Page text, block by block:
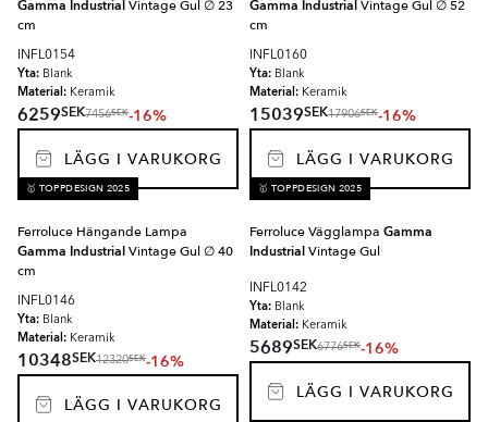
Gamma IndustrialVintage Gul ∅ 23
cm
INFL0154
Yta: Blank
Material: Keramik
6259SEK7456SEK-16%
LÄGG I VARUKORG
Gamma IndustrialVintage Gul ∅ 52
cm
INFL0160
Yta: Blank
Material: Keramik
15039SEK17906SEK-16%
LÄGG I VARUKORG
🥇 TOPPDESIGN 2025
Ferroluce Hängande Lampa
Gamma IndustrialVintage Gul ∅ 40
cm
INFL0146
Yta: Blank
Material: Keramik
10348SEK12320SEK-16%
LÄGG I VARUKORG
🥇 TOPPDESIGN 2025
Ferroluce Vägglampa Gamma
IndustrialVintage Gul
INFL0142
Yta: Blank
Material: Keramik
5689SEK6776SEK-16%
LÄGG I VARUKORG